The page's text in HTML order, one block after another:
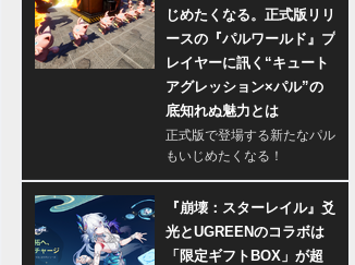
じめたくなる。正式版リリ
ースの『パルワールド』プ
レイヤーに訊く“キュート
アグレッション×パル”の
底知れぬ魅力とは
正式版で登場する新たなパル
もいじめたくなる！
『崩壊：スターレイル』爻
光とUGREENのコラボは
「限定ギフトBOX」が超